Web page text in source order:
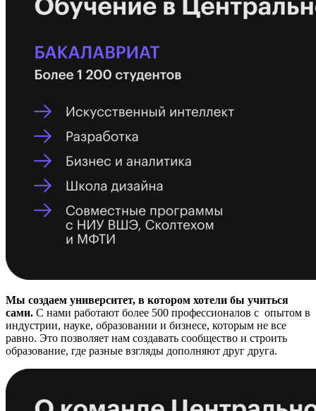
Мы создаем университет, в котором хотели бы учиться
сами. С нами работают более 500 профессионалов с опытом в
индустрии, науке, образовании и бизнесе, которым не все
равно. Это позволяет нам создавать сообщество и строить
образование, где разные взгляды дополняют друг друга.